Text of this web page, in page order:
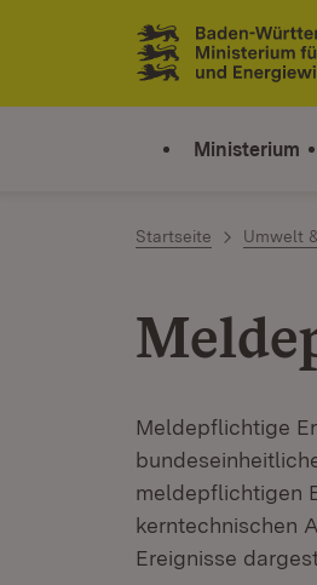
Zum Inhalt springen
Link zur Startseite
Ministerium
Startseite Umwelt
Meldepflichtige
meldepflichtigen
kerntechnischen
Ereignisse